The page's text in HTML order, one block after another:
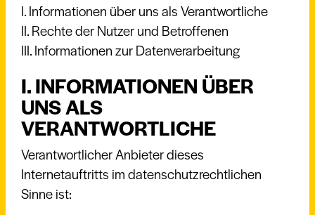
I. Informationen über uns als Verantwortliche
II. Rechte der Nutzer und Betroffenen
III. Informationen zur Datenverarbeitung
I. INFORMATIONEN ÜBER
UNS ALS
VERANTWORTLICHE
Verantwortlicher Anbieter dieses
Internetauftritts im datenschutzrechtlichen
Sinne ist: